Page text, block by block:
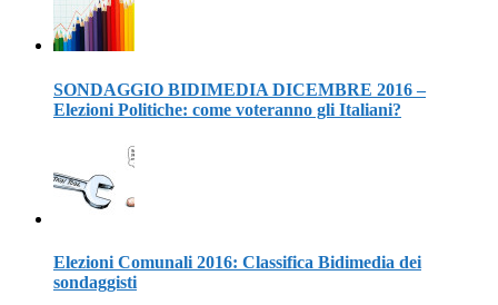
SONDAGGIO BIDIMEDIA DICEMBRE 2016 –
Elezioni Politiche: come voteranno gli Italiani?
Elezioni Comunali 2016: Classifica Bidimedia dei
sondaggisti